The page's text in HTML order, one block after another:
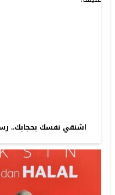
اشنقي نفسك بحجابك..